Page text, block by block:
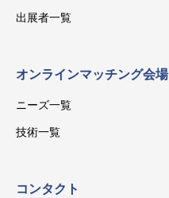
出展者一覧
オンラインマッチング会場
ニーズ一覧
技術一覧
コンタクト